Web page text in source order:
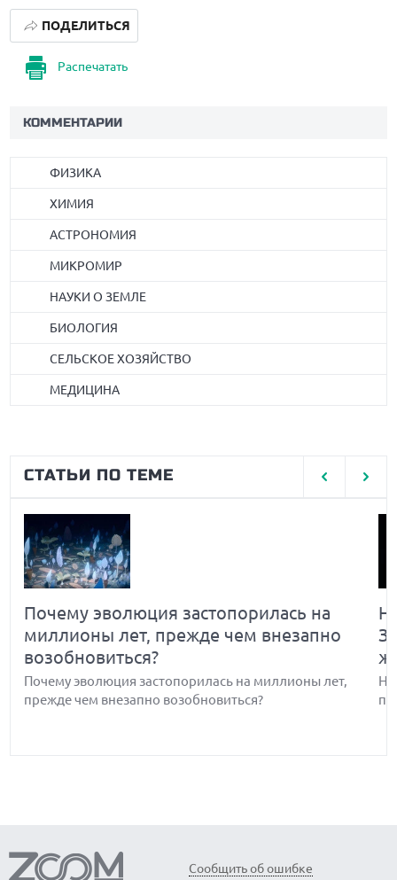
Распечатать
ПОДЕЛИТЬСЯ
КОММЕНТАРИИ
ФИЗИКА
ХИМИЯ
АСТРОНОМИЯ
МИКРОМИР
НАУКИ О ЗЕМЛЕ
БИОЛОГИЯ
СЕЛЬСКОЕ ХОЗЯЙСТВО
МЕДИЦИНА
СТАТЬИ ПО ТЕМЕ
Почему эволюция застопорилась на
миллионы лет, прежде чем внезапно
возобновиться?
Почему эволюция застопорилась на миллионы лет,
прежде чем внезапно возобновиться?
Обнаружены биологические часы-
Сообщить об ошибке